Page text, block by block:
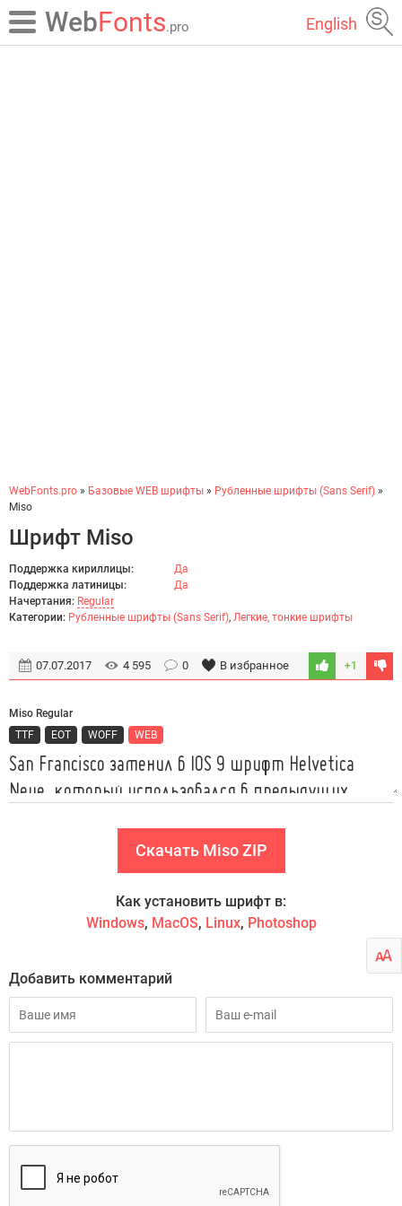
WebFonts.pro English
WebFonts.pro » Базовые WEB шрифты » Рубленные шрифты (Sans Serif) »
Miso
Шрифт Miso
Поддержка кириллицы:
Да
Поддержка латиницы:
Да
Начертания: Regular
Категории: Рубленные шрифты (Sans Serif), Легкие, тонкие шрифты
07.07.2017 4 595 0 В избранное +1
Miso Regular
TTF
EOT WOFF WEB
Скачать Miso ZIP
Как установить шрифт в:
Windows, MacOS, Linux, Photoshop
Добавить комментарий